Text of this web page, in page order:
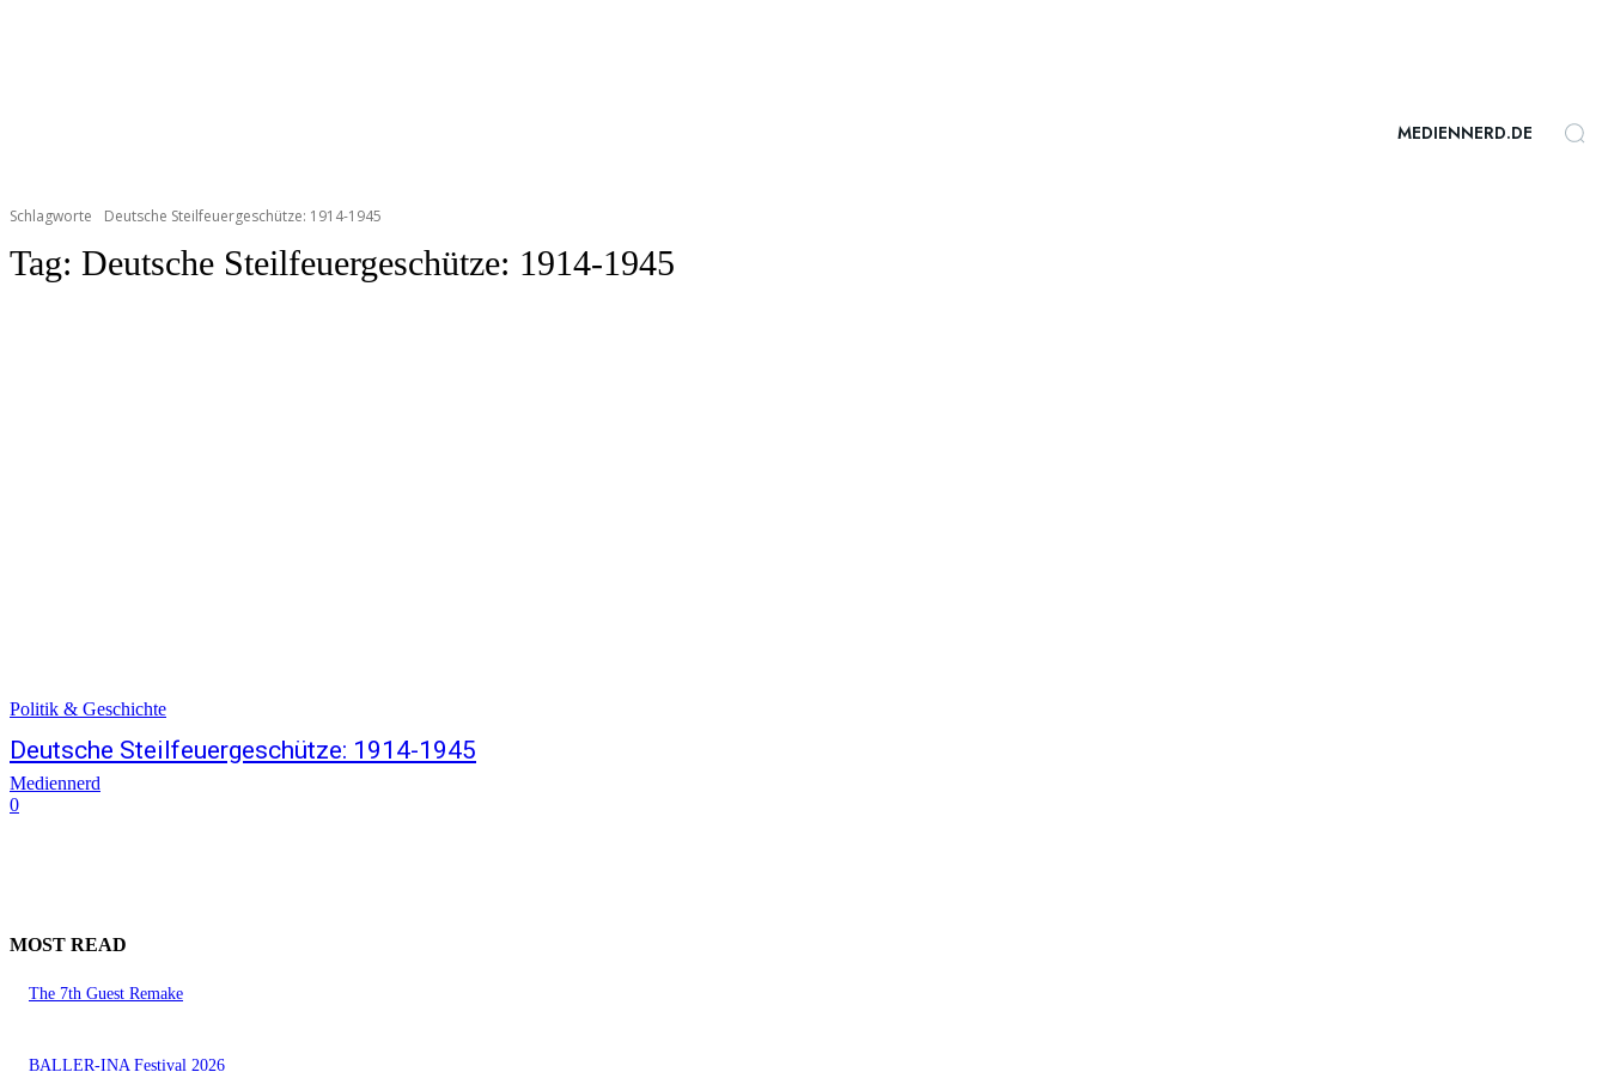
MEDIENNERD.DE
Schlagworte Deutsche Steilfeuergeschütze: 1914-1945
Tag: Deutsche Steilfeuergeschütze: 1914-1945
Politik & Geschichte
Deutsche Steilfeuergeschütze: 1914-1945
Mediennerd
0
MOST READ
The 7th Guest Remake
BALLER-INA Festival 2026